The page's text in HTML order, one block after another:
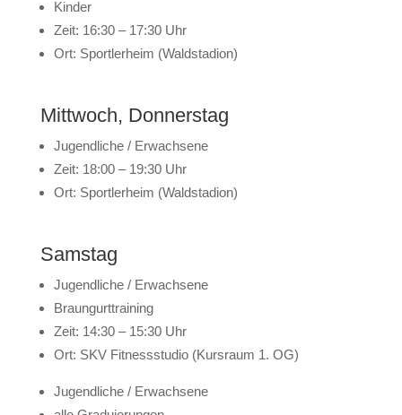
Kinder
Zeit: 16:30 – 17:30 Uhr
Ort: Sportlerheim (Waldstadion)
Mittwoch, Donnerstag
Jugendliche / Erwachsene
Zeit: 18:00 – 19:30 Uhr
Ort: Sportlerheim (Waldstadion)
Samstag
Jugendliche / Erwachsene
Braungurttraining
Zeit: 14:30 – 15:30 Uhr
Ort: SKV Fitnessstudio (Kursraum 1. OG)
Jugendliche / Erwachsene